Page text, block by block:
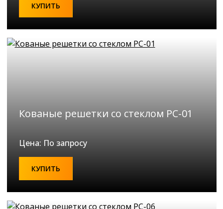
КУПИТЬ
Кованые решетки со стеклом РС-01
Цена: По запросу
КУПИТЬ